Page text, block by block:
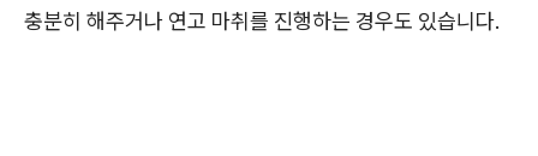
충분히 해주거나 연고 마취를 진행하는 경우도 있습니다.